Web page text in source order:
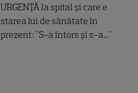
URGENȚĂ la spital și care e
starea lui de sănătate în
prezent: "S-a întors și s-a..."